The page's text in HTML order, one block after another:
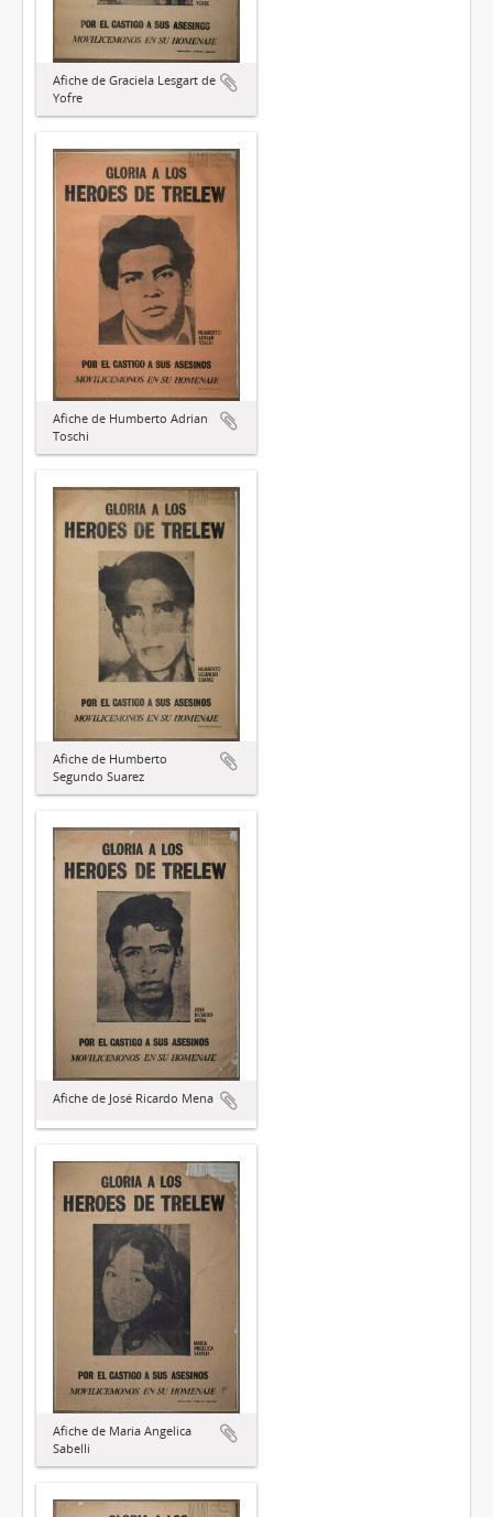
Afiche de Graciela Lesgart de
Yofre
Afiche de Humberto Adrian
Toschi
Afiche de Humberto
Segundo Suarez
Afiche de José Ricardo Mena
Afiche de Maria Angelica
Sabelli